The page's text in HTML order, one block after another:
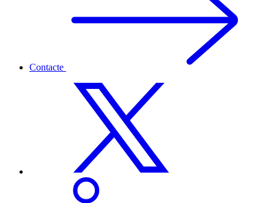
Contacte